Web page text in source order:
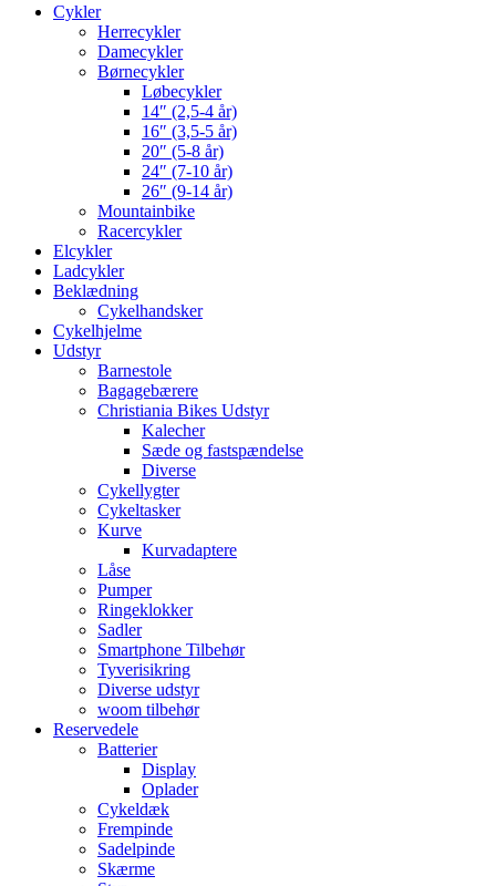
Cykler
Herrecykler
Damecykler
Børnecykler
Løbecykler
14″ (2,5-4 år)
16″ (3,5-5 år)
20″ (5-8 år)
24″ (7-10 år)
26″ (9-14 år)
Mountainbike
Racercykler
Elcykler
Ladcykler
Beklædning
Cykelhandsker
Cykelhjelme
Udstyr
Barnestole
Bagagebærere
Christiania Bikes Udstyr
Kalecher
Sæde og fastspændelse
Diverse
Cykellygter
Cykeltasker
Kurve
Kurvadaptere
Låse
Pumper
Ringeklokker
Sadler
Smartphone Tilbehør
Tyverisikring
Diverse udstyr
woom tilbehør
Reservedele
Batterier
Display
Oplader
Cykeldæk
Frempinde
Sadelpinde
Skærme